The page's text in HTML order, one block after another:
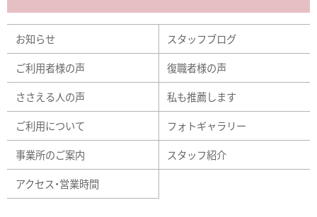
お知らせ
スタッフブログ
ご利用者様の声
復職者様の声
ささえる人の声
私も推薦します
ご利用について
フォトギャラリー
事業所のご案内
スタッフ紹介
アクセス・営業時間